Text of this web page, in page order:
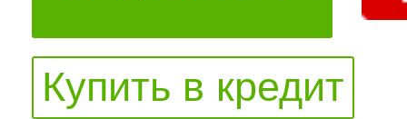
Купить в кредит